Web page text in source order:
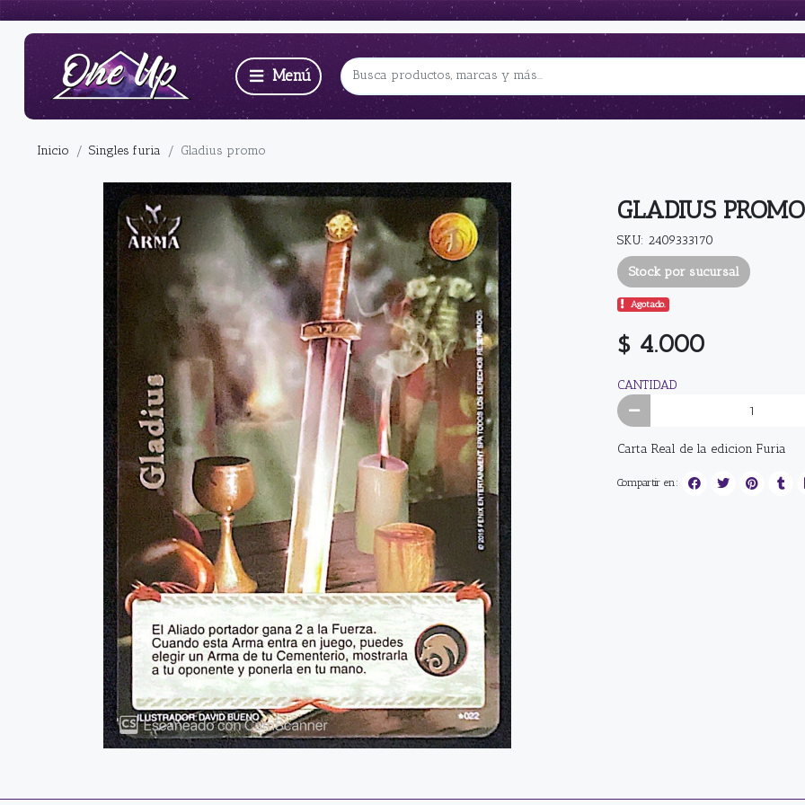
Inicio Singles furia Gladius promo
GLADIUS PROMO
SKU: 2409333170
Stock por sucursal
Agotado.
$ 4.000
CANTIDAD
Carta Real de la edicion Furia
Compartir en: